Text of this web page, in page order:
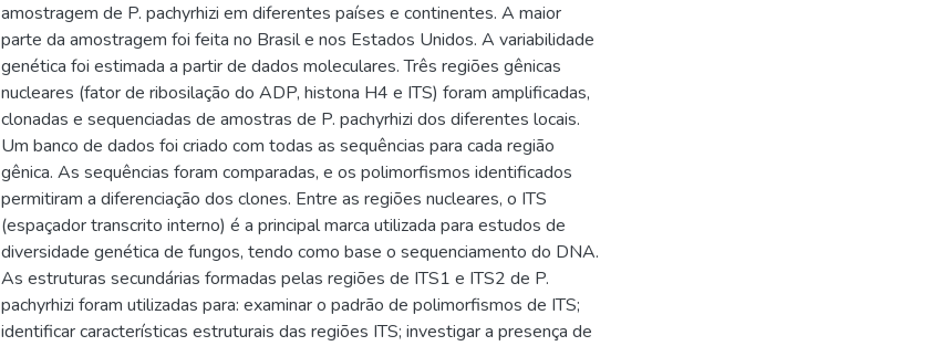
amostragem de P. pachyrhizi em diferentes países e continentes. A maior
parte da amostragem foi feita no Brasil e nos Estados Unidos. A variabilidade
genética foi estimada a partir de dados moleculares. Três regiões gênicas
nucleares (fator de ribosilação do ADP, histona H4 e ITS) foram amplificadas,
clonadas e sequenciadas de amostras de P. pachyrhizi dos diferentes locais.
Um banco de dados foi criado com todas as sequências para cada região
gênica. As sequências foram comparadas, e os polimorfismos identificados
permitiram a diferenciação dos clones. Entre as regiões nucleares, o ITS
(espaçador transcrito interno) é a principal marca utilizada para estudos de
diversidade genética de fungos, tendo como base o sequenciamento do DNA.
As estruturas secundárias formadas pelas regiões de ITS1 e ITS2 de P.
pachyrhizi foram utilizadas para: examinar o padrão de polimorfismos de ITS;
identificar características estruturais das regiões ITS; investigar a presença de